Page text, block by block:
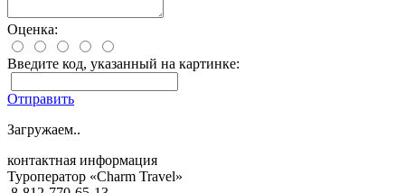
Оценка:
Введите код, указанный на картинке:
Отправить
Загружаем..
контактная информация
Туроператор «Charm Travel»